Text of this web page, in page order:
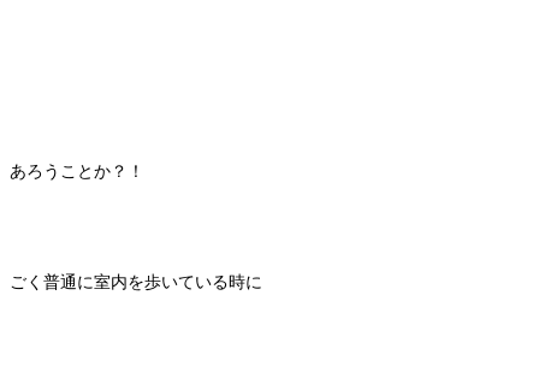
あろうことか？！
ごく普通に室内を歩いている時に